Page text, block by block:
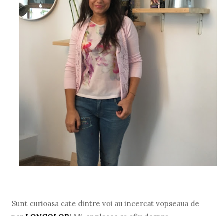
Sunt curioasa cate dintre voi au incercat vopseaua de